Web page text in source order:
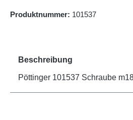
Produktnummer: 101537
Beschreibung
Pöttinger 101537 Schraube